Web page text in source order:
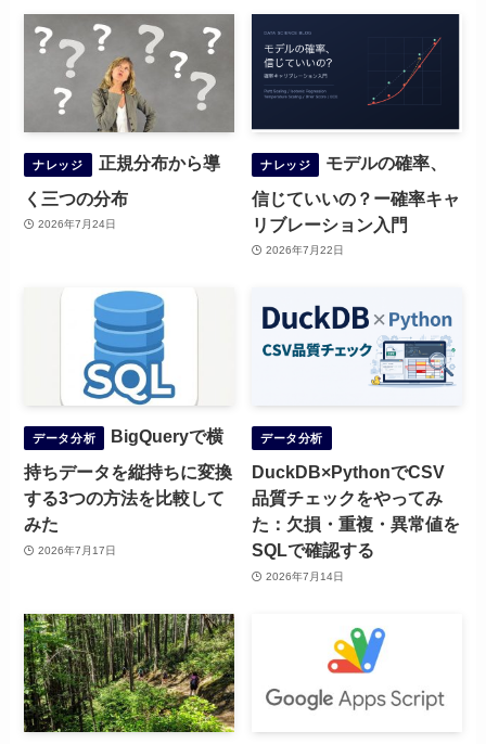
ナレッジ
正規分布から導
く三つの分布
2026年7月24日
ナレッジ
モデルの確率、
信じていいの？ー確率キャ
リブレーション入門
2026年7月22日
データ分析
BigQueryで横
持ちデータを縦持ちに変換
する3つの方法を比較して
みた
2026年7月17日
データ分析
DuckDB×PythonでCSV
品質チェックをやってみ
た：欠損・重複・異常値を
SQLで確認する
2026年7月14日